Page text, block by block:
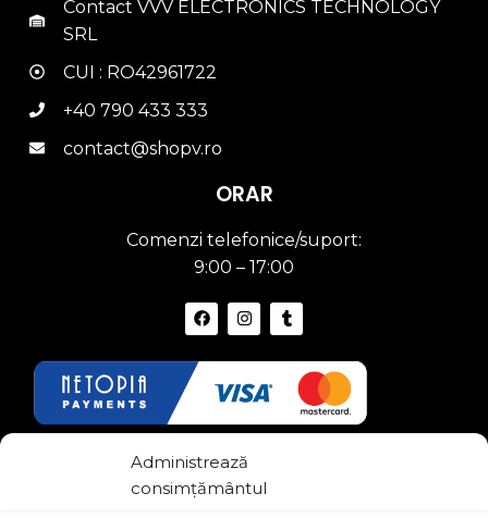
Administrează
consimțământul
Contact VVV ELECTRONICS TECHNOLOGY
SRL
CUI : RO42961722
+40 790 433 333
contact@shopv.ro
ORAR
Comenzi telefonice/suport:
9:00 – 17:00
Link-uri Utile